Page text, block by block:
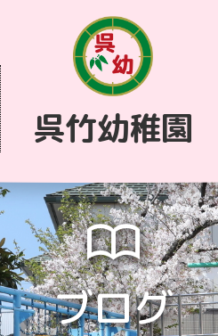
呉竹幼稚園
ブログ